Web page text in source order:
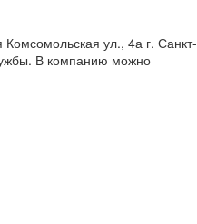
ул., 4а г. Санкт-
В компанию можно